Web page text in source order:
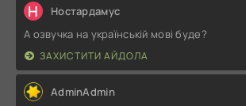
Н Ностардамус
А озвучка на українській мові буде?
ЗАХИСТИТИ АЙДОЛА
AdminAdmin